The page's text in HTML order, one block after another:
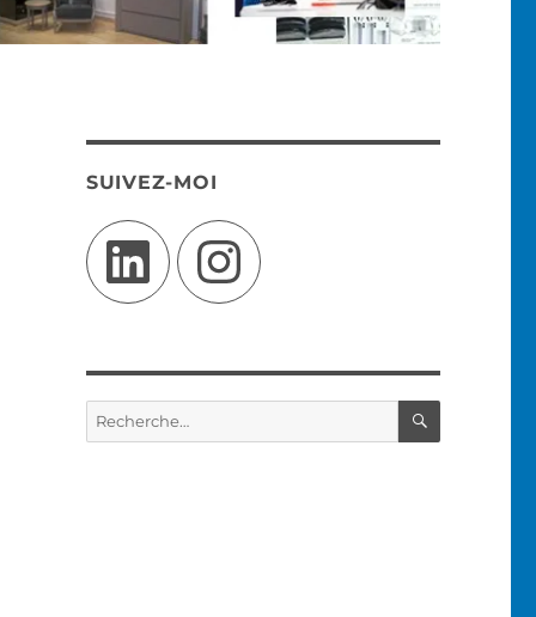
SUIVEZ-MOI
LinkedIn Instagram
Recherche
pour :